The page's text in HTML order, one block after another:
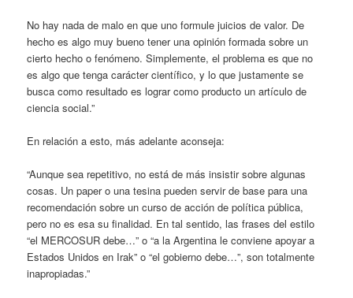
No hay nada de malo en que uno formule juicios de valor. De
hecho es algo muy bueno tener una opinión formada sobre un
cierto hecho o fenómeno. Simplemente, el problema es que no
es algo que tenga carácter científico, y lo que justamente se
busca como resultado es lograr como producto un artículo de
ciencia social.”
En relación a esto, más adelante aconseja:
“Aunque sea repetitivo, no está de más insistir sobre algunas
cosas. Un paper o una tesina pueden servir de base para una
recomendación sobre un curso de acción de política pública,
pero no es esa su finalidad. En tal sentido, las frases del estilo
“el MERCOSUR debe…” o “a la Argentina le conviene apoyar a
Estados Unidos en Irak” o “el gobierno debe…”, son totalmente
inapropiadas.”